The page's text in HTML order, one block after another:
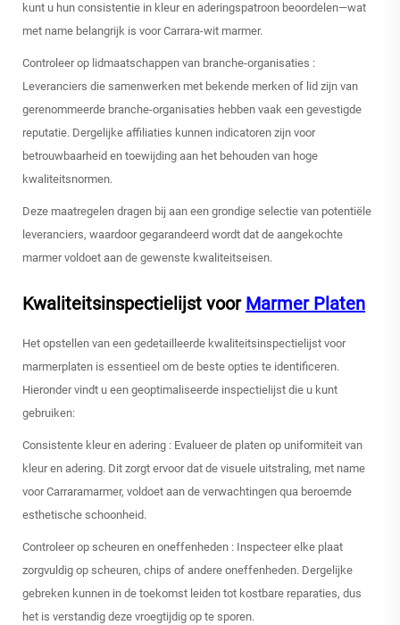
kunt u hun consistentie in kleur en aderingspatroon beoordelen—wat
met name belangrijk is voor Carrara-wit marmer.
Controleer op lidmaatschappen van branche-organisaties :
Leveranciers die samenwerken met bekende merken of lid zijn van
gerenommeerde branche-organisaties hebben vaak een gevestigde
reputatie. Dergelijke affiliaties kunnen indicatoren zijn voor
betrouwbaarheid en toewijding aan het behouden van hoge
kwaliteitsnormen.
Deze maatregelen dragen bij aan een grondige selectie van potentiële
leveranciers, waardoor gegarandeerd wordt dat de aangekochte
marmer voldoet aan de gewenste kwaliteitseisen.
Kwaliteitsinspectielijst voor Marmer Platen
Het opstellen van een gedetailleerde kwaliteitsinspectielijst voor
marmerplaten is essentieel om de beste opties te identificeren.
Hieronder vindt u een geoptimaliseerde inspectielijst die u kunt
gebruiken:
Consistente kleur en adering : Evalueer de platen op uniformiteit van
kleur en adering. Dit zorgt ervoor dat de visuele uitstraling, met name
voor Carraramarmer, voldoet aan de verwachtingen qua beroemde
esthetische schoonheid.
Controleer op scheuren en oneffenheden : Inspecteer elke plaat
zorgvuldig op scheuren, chips of andere oneffenheden. Dergelijke
gebreken kunnen in de toekomst leiden tot kostbare reparaties, dus
het is verstandig deze vroegtijdig op te sporen.